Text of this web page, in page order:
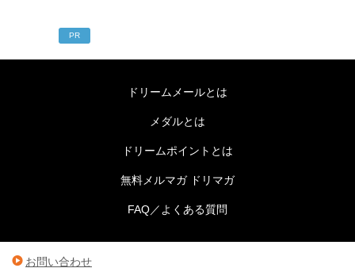
PR
ドリームメールとは
メダルとは
ドリームポイントとは
無料メルマガ ドリマガ
FAQ／よくある質問
お問い合わせ